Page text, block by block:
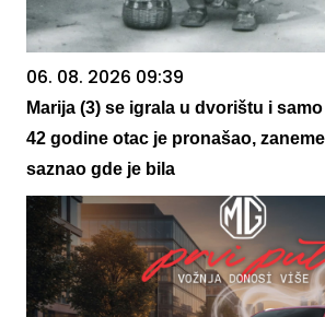
06. 08. 2026 09:39
Marija (3) se igrala u dvorištu i
42 godine otac je pronašao,
saznao gde je bila